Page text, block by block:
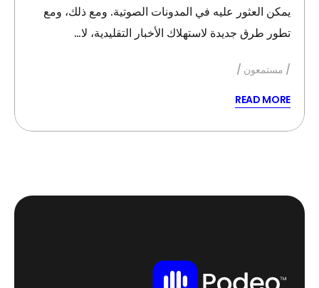
يمكن العثور عليه في المدونات الصوتية. ومع ذلك، ومع
تطور طرق جديدة لاستهلاك الأخبار التقليدية، لا…
مستمعون
READ MORE